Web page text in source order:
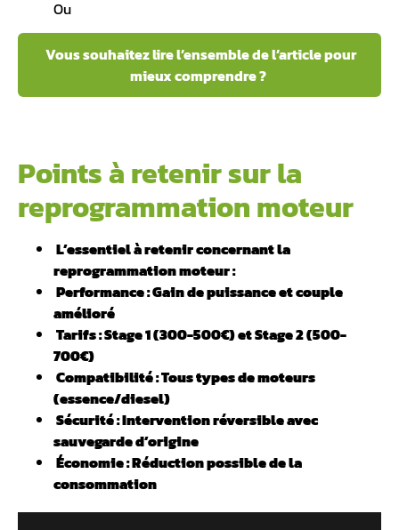
Ou
Vous souhaitez lire l’ensemble de l’article pour
mieux comprendre ?
Points à retenir sur la
reprogrammation moteur
L’essentiel à retenir concernant la
reprogrammation moteur :
Performance :Gain de puissanceet couple
amélioré
Tarifs : Stage 1 (300-500€) et Stage 2 (500-
700€)
️ Compatibilité : Tous types de moteurs
(essence/diesel)
️ Sécurité : Intervention réversible avec
sauvegarde d’origine
Économie : Réduction possible de la
consommation